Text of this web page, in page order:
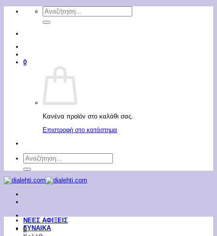
Μετάβαση
Αναζήτηση
για:
0
Κανένα προϊόν στο καλάθι σας.
Επιστροφή στο κατάστημα
Αναζήτηση
για:
0
ΝΕΕΣ ΑΦΙΞΕΙΣ
ΓΥΝΑΙΚΑ